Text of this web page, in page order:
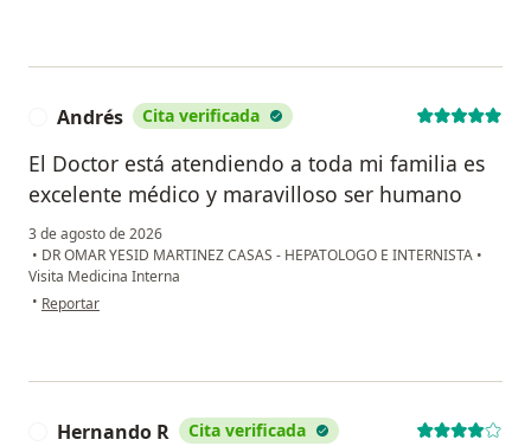
Andrés Cita verificada
El Doctor está atendiendo a toda mi familia es
excelente médico y maravilloso ser humano
3 de agosto de 2026
• DR OMAR YESID MARTINEZ CASAS - HEPATOLOGO E INTERNISTA •
Visita Medicina Interna
• en opinión del usuario Andrés
Reportar
Hernando R Cita verificada